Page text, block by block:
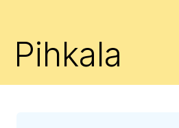
Pihkala